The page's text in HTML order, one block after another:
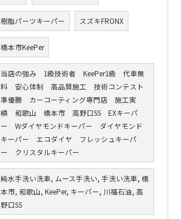
樹脂パーツキーパー スズキFRONX
橋本市KeePer
当店の強み 1級技術者 KeePer1級 代車無
料 安心体制 高品質施工 技術コンテスト
準優勝 カーコーティング専門店 施工実
績 和歌山 橋本市 高野口SS EXキーパ
ー Wダイヤモンドキーパー ダイヤモンド
キーパー エコダイヤ フレッシュキーパ
ー クリスタルキーパー
純水手洗い洗車, ムース手洗い, 手洗い洗車, 橋
本市, 和歌山, KeePer, キーパー, 川福石油, 高
野口SS